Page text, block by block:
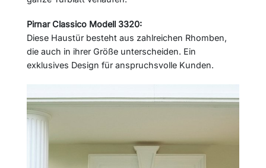
Pirnar Classico Modell 3320:
Diese Haustür besteht aus zahlreichen Rhomben,
die auch in ihrer Größe unterscheiden. Ein
exklusives Design für anspruchsvolle Kunden.